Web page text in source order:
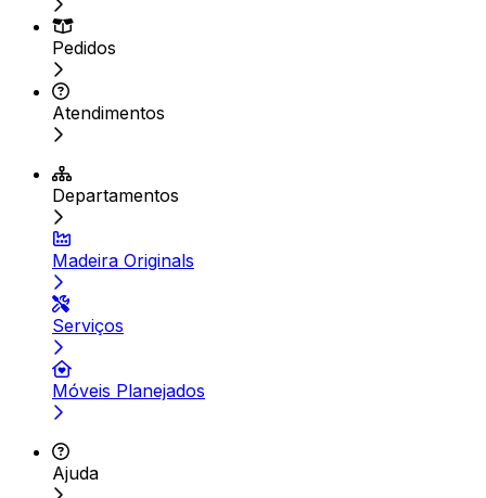
Pedidos
Atendimentos
Departamentos
Madeira Originals
Serviços
Móveis Planejados
Ajuda